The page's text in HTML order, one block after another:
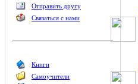
Отправить другу
Связаться с нами
Книги
Самоучители